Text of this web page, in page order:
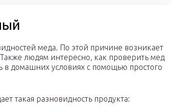
меда. По этой причине возникает
людям интересно, как проверить мед
в домашних условиях с помощью простого
такая разновидность продукта: